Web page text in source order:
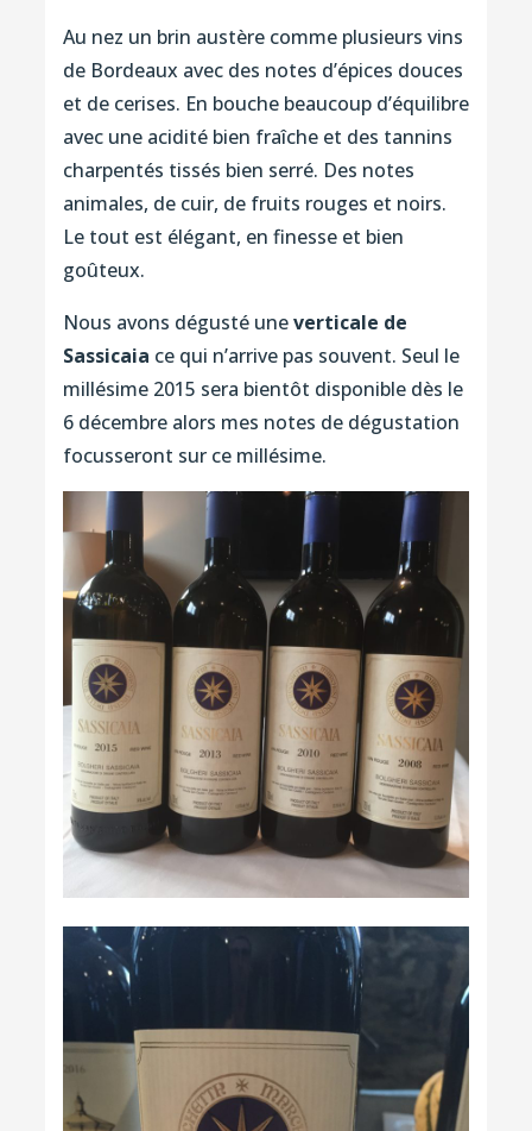
Au nez un brin austère comme plusieurs vins
de Bordeaux avec des notes d’épices douces
et de cerises. En bouche beaucoup d’équilibre
avec une acidité bien fraîche et des tannins
charpentés tissés bien serré. Des notes
animales, de cuir, de fruits rouges et noirs.
Le tout est élégant, en finesse et bien
goûteux.
Nous avons dégusté uneverticale de
Sassicaia ce qui n’arrive pas souvent. Seul le
millésime 2015 sera bientôt disponible dès le
6 décembre alors mes notes de dégustation
focusseront sur ce millésime.